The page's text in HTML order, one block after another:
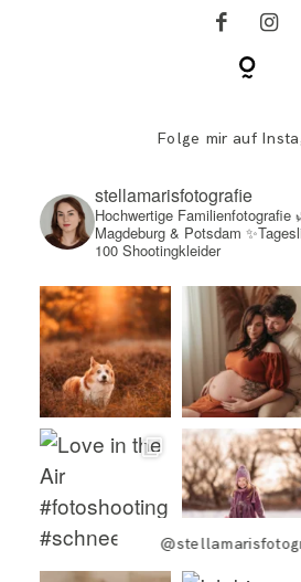
Folge mir auf
stellamarisfotografie
Hochwertige Familienfotografie
Magdeburg & Potsdam
100 Shootingkleider